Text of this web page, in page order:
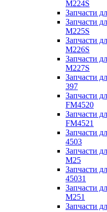
M224S
Запчасти
Запчасти
M225S
Запчасти
M226S
Запчасти
M227S
Запчасти
397
Запчасти
FM4520
Запчасти
FM4521
Запчасти
4503
Запчасти
M25
Запчасти
45031
Запчасти
M251
Запчасти